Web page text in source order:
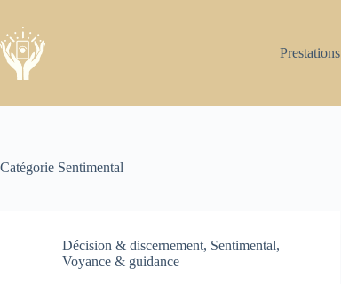
contenu
Prestations
Catégorie Sentimental
Décision & discernement, Sentimental,
Voyance & guidance